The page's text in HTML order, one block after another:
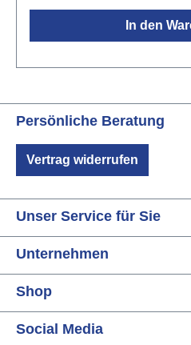
Innerenzwei Racketex 600
Saitenschutzplatten an
Rucksackgurtezwei
Oberseitezwei leicht
Reißverschluss auf der
& 1x 12" x 9" x 1")Gewicht:
der unteren Bouteille: 14 1/
In den
Persönliche Beratung
Vertrag widerrufen
Unser Service für Sie
Unternehmen
Shop
Social Media